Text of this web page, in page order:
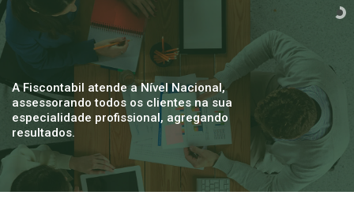
A Fiscontabil atende a Nível Nacional,
assessorando todos os clientes na sua
especialidade profissional, agregando
resultados.